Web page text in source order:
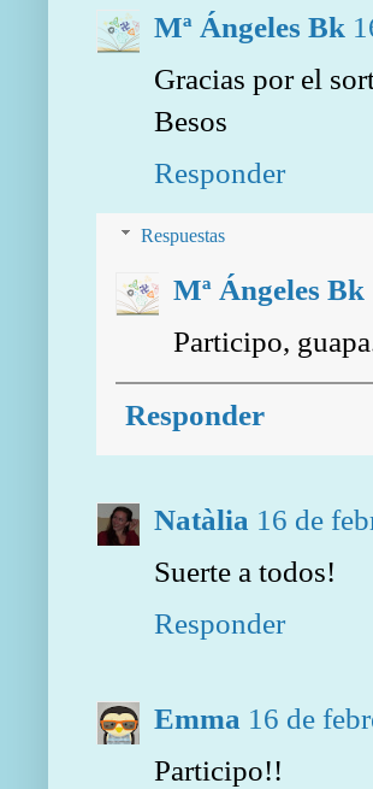
Mª Ángeles Bk
Gracias por el
Besos
Responder
Respuestas
Mª Ángeles Bk
Participo,
Responder
Natàlia 16 de
Suerte a todos!
Responder
Emma 16 de
Participo!!